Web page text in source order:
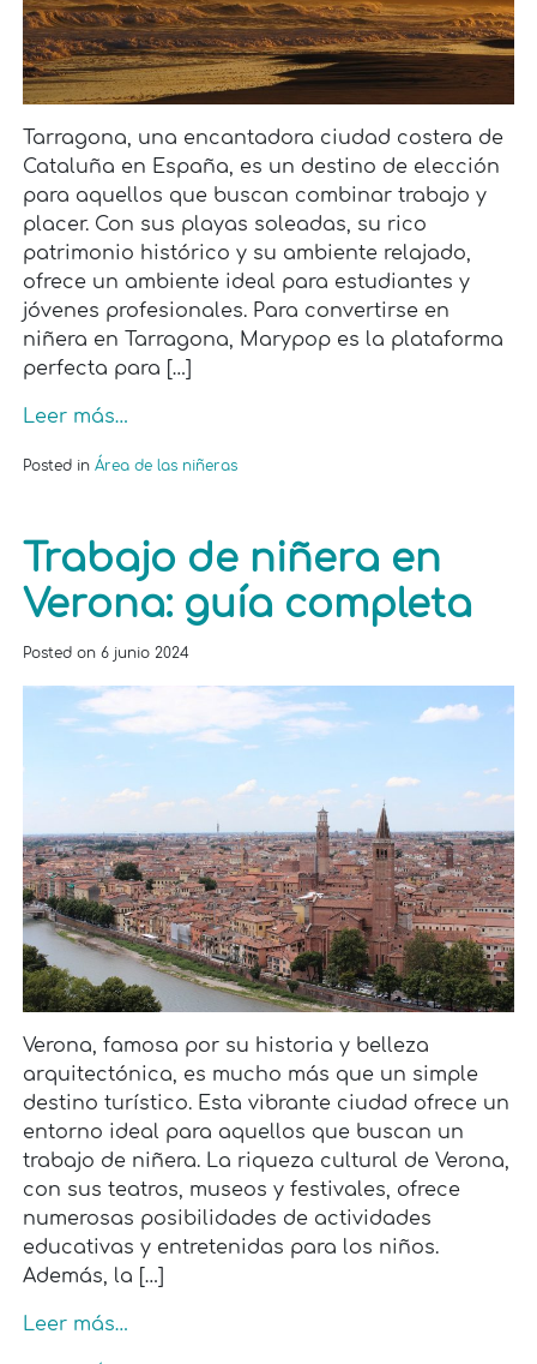
Tarragona, una encantadora ciudad costera de
Cataluña en España, es un destino de elección
para aquellos que buscan combinar trabajo y
placer. Con sus playas soleadas, su rico
patrimonio histórico y su ambiente relajado,
ofrece un ambiente ideal para estudiantes y
jóvenes profesionales. Para convertirse en
niñera en Tarragona, Marypop es la plataforma
perfecta para […]
Leer más…
Posted inÁrea de las niñeras
Trabajo de niñera en
Verona: guía completa
Posted on6 junio 2024
Verona, famosa por su historia y belleza
arquitectónica, es mucho más que un simple
destino turístico. Esta vibrante ciudad ofrece un
entorno ideal para aquellos que buscan un
trabajo de niñera. La riqueza cultural de Verona,
con sus teatros, museos y festivales, ofrece
numerosas posibilidades de actividades
educativas y entretenidas para los niños.
Además, la […]
Leer más…